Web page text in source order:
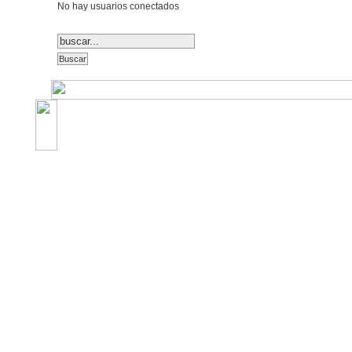
No hay usuarios conectados